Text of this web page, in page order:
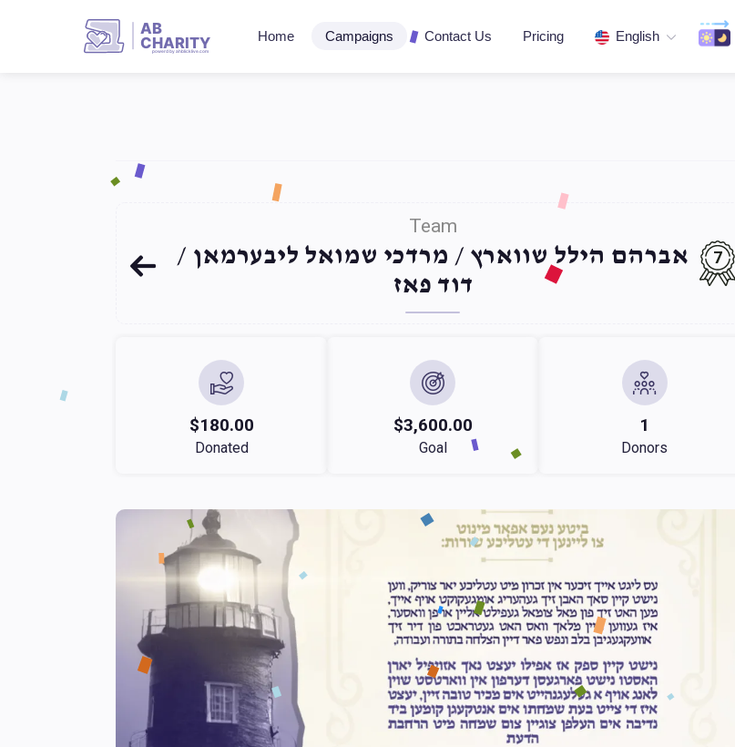
AB
CHARITY
powerd by ahblicklive.com
Home Campaigns Contact Us Pricing English
Team
אברהם הילל שווארץ / מרדכי שמואל ליבערמאן /
דוד פאז
7
$180.00
Donated
$3,600.00
Goal
1
Donors